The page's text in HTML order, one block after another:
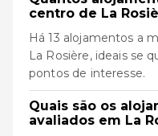
centro de La
Há 13 alojamentos a
La Rosière, ideais se
pontos de interesse.
Quais são os
avaliados em La